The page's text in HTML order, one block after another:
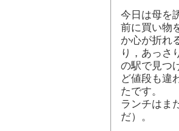
今日は母を
前に買い物
か心が折れ
り，あっさ
の駅で見つ
ど値段も違
たです。
ランチはま
だ）。